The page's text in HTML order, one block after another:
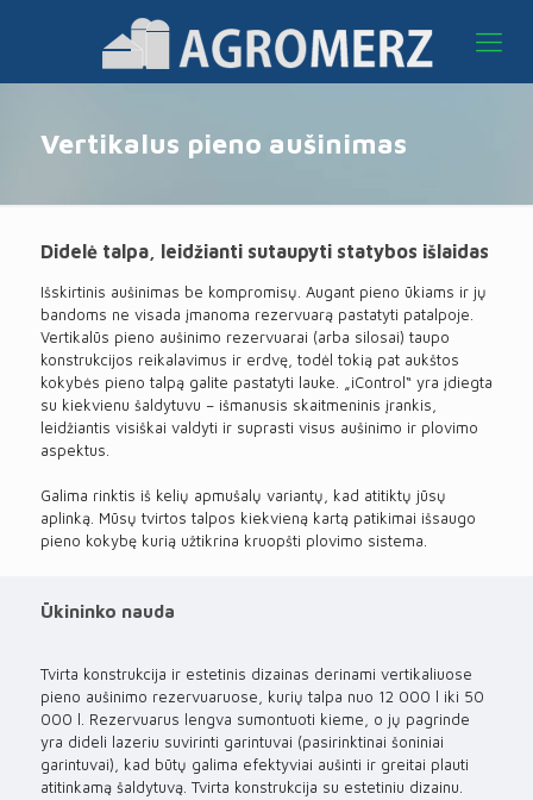
Vertikalus pieno aušinimas
Didelė talpa, leidžianti sutaupyti statybos išlaidas
Išskirtinis aušinimas be kompromisų. Augant pieno ūkiams ir jų
bandoms ne visada įmanoma rezervuarą pastatyti patalpoje.
Vertikalūs pieno aušinimo rezervuarai (arba silosai) taupo
konstrukcijos reikalavimus ir erdvę, todėl tokią pat aukštos
kokybės pieno talpą galite pastatyti lauke. „iControl“ yra įdiegta
su kiekvienu šaldytuvu – išmanusis skaitmeninis įrankis,
leidžiantis visiškai valdyti ir suprasti visus aušinimo ir plovimo
aspektus.
Galima rinktis iš kelių apmušalų variantų, kad atitiktų jūsų
aplinką. Mūsų tvirtos talpos kiekvieną kartą patikimai išsaugo
pieno kokybę kurią užtikrina kruopšti plovimo sistema.
Ūkininko nauda
Tvirta konstrukcija ir estetinis dizainas derinami vertikaliuose
pieno aušinimo rezervuaruose, kurių talpa nuo 12 000 l iki 50
000 l. Rezervuarus lengva sumontuoti kieme, o jų pagrinde
yra dideli lazeriu suvirinti garintuvai (pasirinktinai šoniniai
garintuvai), kad būtų galima efektyviai aušinti ir greitai plauti
atitinkamą šaldytuvą. Tvirta konstrukcija su estetiniu dizainu.